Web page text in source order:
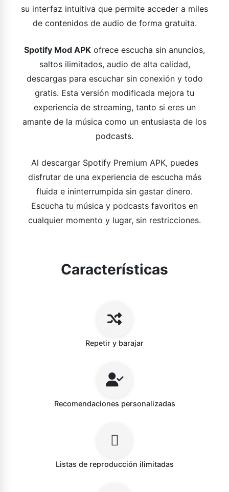
su interfaz intuitiva que permite acceder a miles
de contenidos de audio de forma gratuita.
Spotify Mod APK ofrece escucha sin anuncios,
saltos ilimitados, audio de alta calidad,
descargas para escuchar sin conexión y todo
gratis. Esta versión modificada mejora tu
experiencia de streaming, tanto si eres un
amante de la música como un entusiasta de los
podcasts.
Al descargar Spotify Premium APK, puedes
disfrutar de una experiencia de escucha más
fluida e ininterrumpida sin gastar dinero.
Escucha tu música y podcasts favoritos en
cualquier momento y lugar, sin restricciones.
Características
Repetir y barajar
Recomendaciones personalizadas
Listas de reproducción ilimitadas